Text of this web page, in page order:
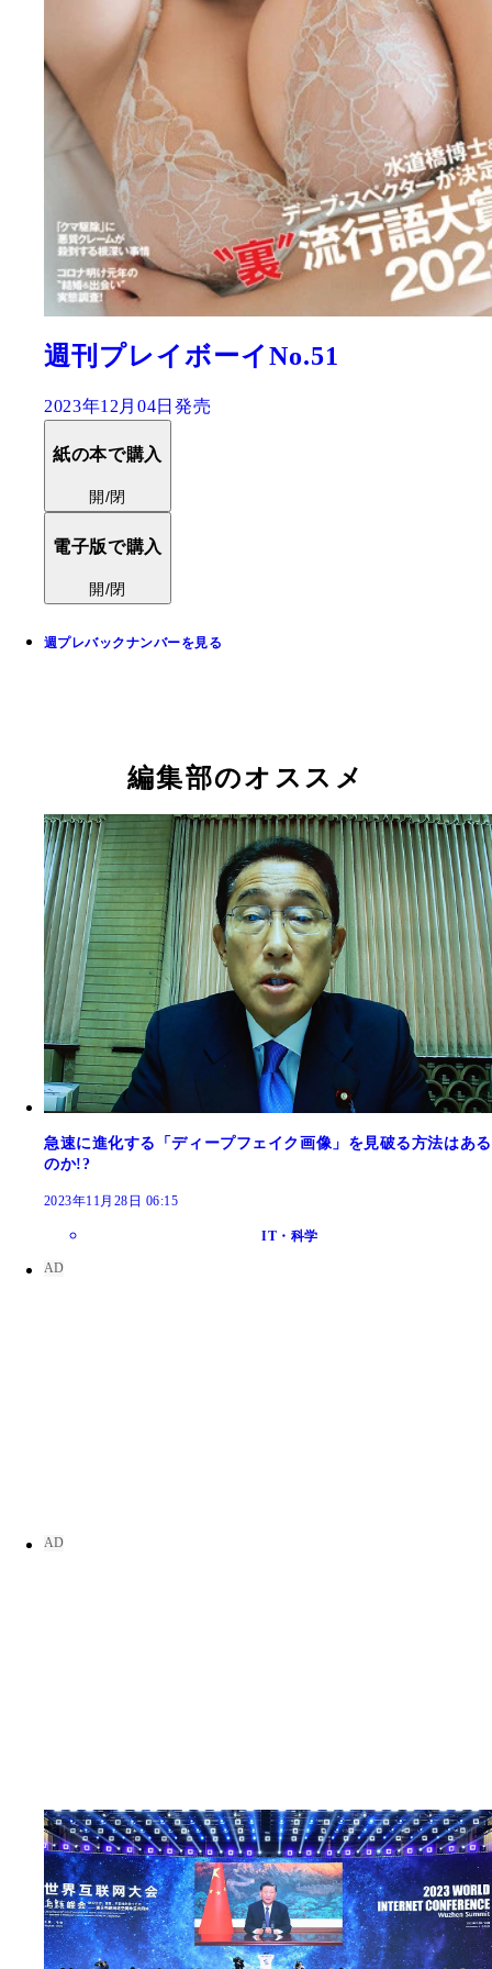
週刊プレイボーイNo.51
2023年12月04日発売
紙の本で購入
開/閉
電子版で購入
開/閉
週プレバックナンバーを見る
編集部のオススメ
急速に進化する「ディープフェイク画像」を見破る方法はある
のか!?
2023年11月28日 06:15
IT・科学